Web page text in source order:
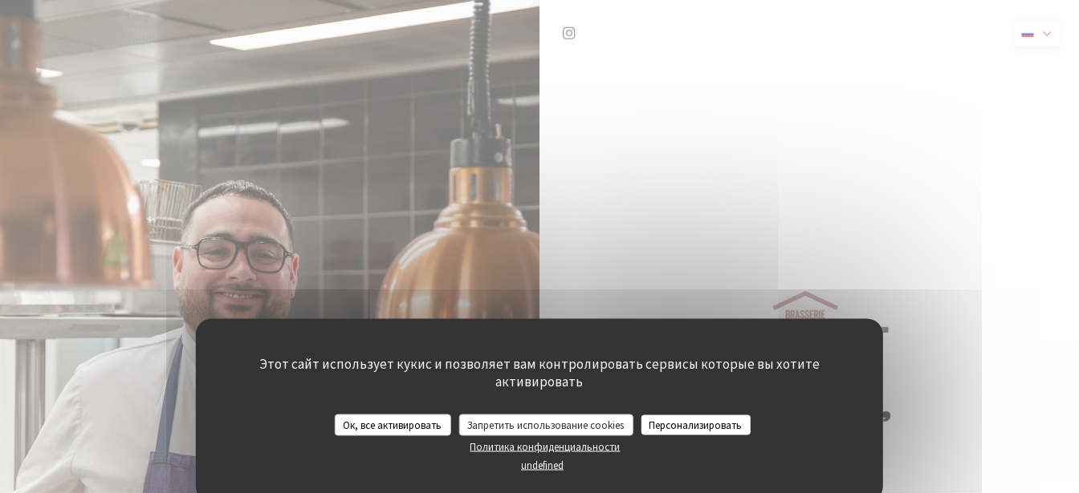
Панель управления cookies
Этот сайт использует кукис и позволяет вам контролировать сервисы которые вы хотите
активировать
Ок, все активировать Запретить использование cookies
Персонализировать
Политика конфиденциальности
undefined
Instagram ((открывается в новом окне))